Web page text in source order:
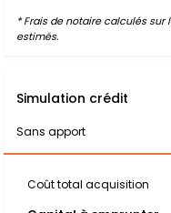
* Frais de notaire calculés sur
estimés.
Simulation crédit
Sans apport
Coût total acquisition